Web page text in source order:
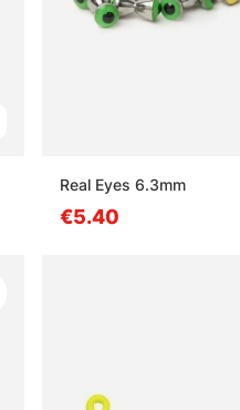
Real Eyes 6.3mm
€5.40